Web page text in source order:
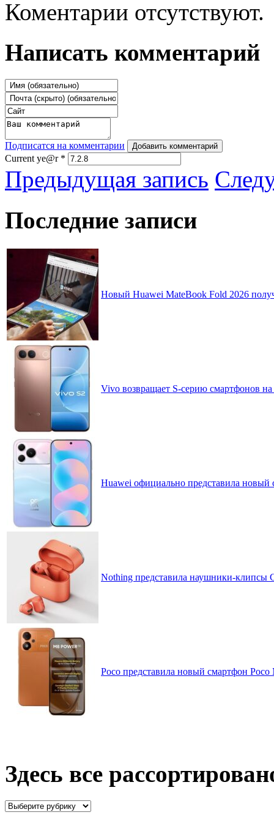
Коментарии отсутствуют.
Написать комментарий
Подписатся на комментарии Добавить комментарий
Current ye@r *
Предыдущая запись
Последние записи
Новый Huawei MateBook Fold 2026
Vivo возвращает S-серию смартфонов
Huawei официально представила
Nothing представила наушники-клипсы
Poco представила новый смартфон
Здесь все
Здесь